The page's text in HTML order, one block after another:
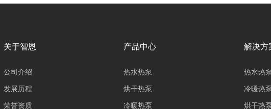
关于智恩
公司介绍
发展历程
荣誉资质
产品中心
热水热泵
烘干热泵
冷暖热泵
解决方
热水热
冷暖热
烘干热